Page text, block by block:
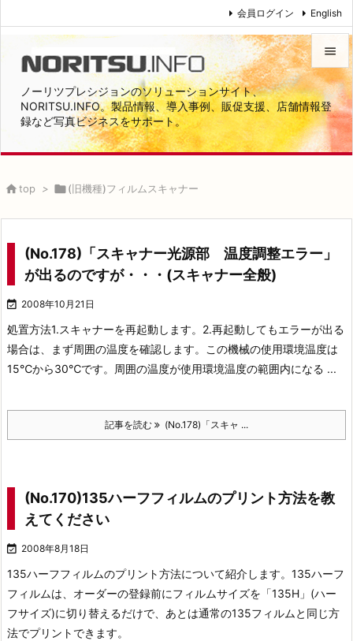
ノーリツプレシジョンのソリューションサイト、
NORITSU.INFO。製品情報、導入事例、販促支援、店舗情報登
録など写真ビジネスをサポート。


メニュ

サイド
次へ
検索
会員ログイン English
top > (旧機種)フィルムスキャナー
(No.178)「スキャナー光源部 温度調整エラー」
が出るのですが・・・(スキャナー全般)
 2008年10月21日
処置方法1.スキャナーを再起動します。 2.再起動してもエラーが出る
場合は、まず周囲の温度を確認します。
この機械の使用環境温度は
15℃から30℃です。
周囲の温度が使用環境温度の範囲内になる ...
記事を読む (No.178)「スキャ ...
(No.170)135ハーフフィルムのプリント方法を教
えてください
 2008年8月18日
135ハーフフィルムのプリント方法について紹介します。 135ハーフ
フィルムは、オーダーの登録前にフィルムサイズを「135H」(ハー
フサイズ)に切り替えるだけで、あとは通常の135フィルムと同じ方
法でプリントできます。